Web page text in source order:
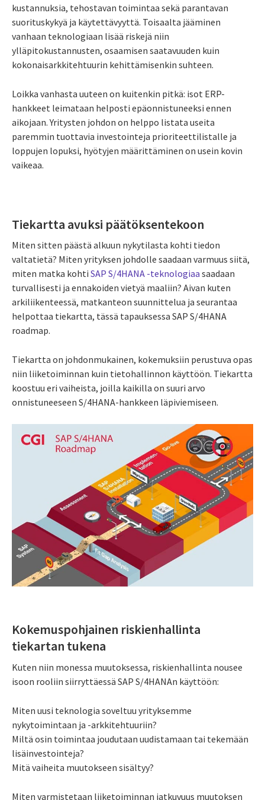
kustannuksia, tehostavan toimintaa sekä parantavan
suorituskykyä ja käytettävyyttä. Toisaalta jääminen
vanhaan teknologiaan lisää riskejä niin
ylläpitokustannusten, osaamisen saatavuuden kuin
kokonaisarkkitehtuurin kehittämisenkin suhteen.
Loikka vanhasta uuteen on kuitenkin pitkä: isot ERP-
hankkeet leimataan helposti epäonnistuneeksi ennen
aikojaan. Yritysten johdon on helppo listata useita
paremmin tuottavia investointeja prioriteettilistalle ja
loppujen lopuksi, hyötyjen määrittäminen on usein kovin
vaikeaa.
Tiekartta avuksi päätöksentekoon
Miten sitten päästä alkuun nykytilasta kohti tiedon
valtatietä? Miten yrityksen johdolle saadaan varmuus siitä,
miten matka kohti SAP S/4HANA -teknologiaa saadaan
turvallisesti ja ennakoiden vietyä maaliin? Aivan kuten
arkiliikenteessä, matkanteon suunnittelua ja seurantaa
helpottaa tiekartta, tässä tapauksessa SAP S/4HANA
roadmap.
Tiekartta on johdonmukainen, kokemuksiin perustuva opas
niin liiketoiminnan kuin tietohallinnon käyttöön. Tiekartta
koostuu eri vaiheista, joilla kaikilla on suuri arvo
onnistuneeseen S/4HANA-hankkeen läpiviemiseen.
Kokemuspohjainen riskienhallinta
tiekartan tukena
Kuten niin monessa muutoksessa, riskienhallinta nousee
isoon rooliin siirryttäessä SAP S/4HANAn käyttöön:
Miten uusi teknologia soveltuu yrityksemme
nykytoimintaan ja -arkkitehtuuriin?
Miltä osin toimintaa joudutaan uudistamaan tai tekemään
lisäinvestointeja?
Mitä vaiheita muutokseen sisältyy?
Miten varmistetaan liiketoiminnan jatkuvuus muutoksen